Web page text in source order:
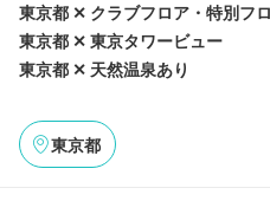
などもあります。1日の始ま
せんか？
Check-out
東京都 ✕ クラブフロア・特別フ
東京都 ✕ 東京タワービュー
東京都 ✕ 天然温泉あり
東京都